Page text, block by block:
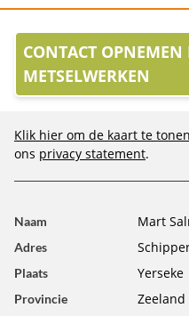
CONTACT
METSELWERKEN
Klik hier om de kaart te
ons privacy statement.
Naam Mart
Adres
Plaats Yerseke
Provincie Zeeland